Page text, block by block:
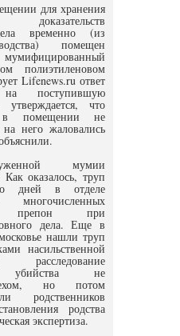
для хранения
временно (из
помещен
полиэтиленовом
Lifenews.ru ответ
на поступившую
что
в помещении не
него жаловались
мумии
оказалось, труп
дней в отделе
препон при
дела. Еще в
нашли труп
насильственной
убийства не
но потом
родственников
родства
экспертиза.